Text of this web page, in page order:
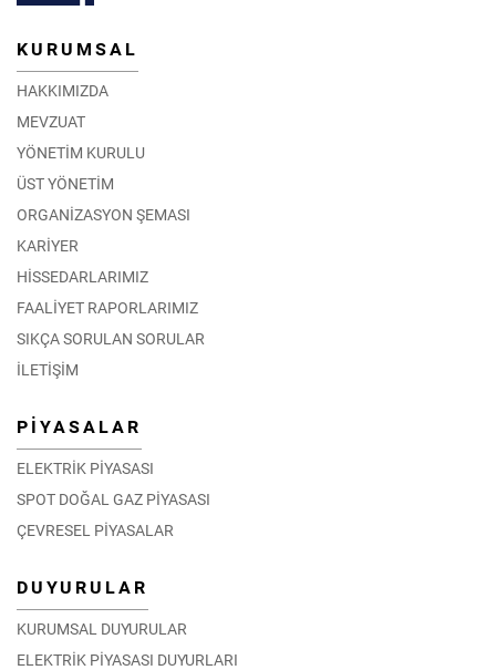
KURUMSAL
HAKKIMIZDA
MEVZUAT
YÖNETİM KURULU
ÜST YÖNETİM
ORGANİZASYON ŞEMASI
KARİYER
HİSSEDARLARIMIZ
FAALİYET RAPORLARIMIZ
SIKÇA SORULAN SORULAR
İLETİŞİM
PİYASALAR
ELEKTRİK PİYASASI
SPOT DOĞAL GAZ PİYASASI
ÇEVRESEL PİYASALAR
DUYURULAR
KURUMSAL DUYURULAR
ELEKTRİK PİYASASI DUYURLARI